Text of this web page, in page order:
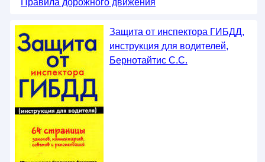
Правила дорожного движения
Защита от инспектора ГИБДД,
инструкция для водителей,
Бернотайтис С.С.